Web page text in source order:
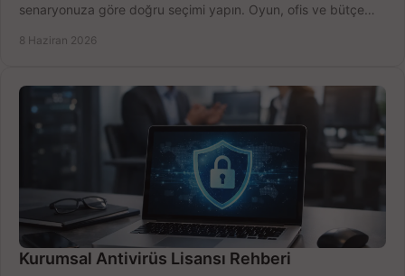
senaryonuza göre doğru seçimi yapın. Oyun, ofis ve bütçe
8 Haziran 2026
Kurumsal Antivirüs Lisansı Rehberi